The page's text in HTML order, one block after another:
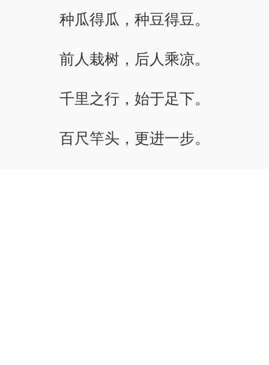
种瓜得瓜，种豆得豆。
前人栽树，后人乘凉。
千里之行，始于足下。
百尺竿头，更进一步。